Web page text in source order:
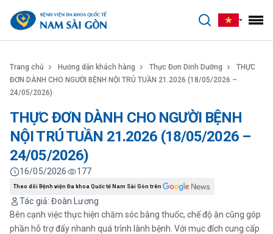
Trang chủ Hướng dẫn khách hàng Thực Đơn Dinh Dưỡng
THỰC
ĐƠN DÀNH CHO NGƯỜI BỆNH NỘI TRÚ TUẦN 21.2026 (18/05/2026 –
24/05/2026)
THỰC ĐƠN DÀNH CHO NGƯỜI BỆNH
NỘI TRÚ TUẦN 21.2026 (18/05/2026 –
24/05/2026)
Tác giả: Đoàn Lương
16/05/2026 177
Theo dõi Bệnh viện Đa khoa Quốc tế Nam Sài Gòn trên
Bên cạnh việc thực hiện chăm sóc bằng thuốc, chế độ ăn cũng góp
phần hỗ trợ đẩy nhanh quá trình lành bệnh. Với mục đích cung cấp